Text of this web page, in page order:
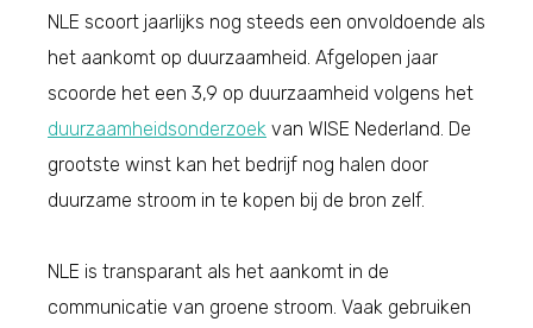
NLE scoort jaarlijks nog steeds een onvoldoende als
het aankomt op duurzaamheid. Afgelopen jaar
scoorde het een 3,9 op duurzaamheid volgens het
duurzaamheidsonderzoek van WISE Nederland. De
grootste winst kan het bedrijf nog halen door
duurzame stroom in te kopen bij de bron zelf.
NLE is transparant als het aankomt in de
communicatie van groene stroom. Vaak gebruiken